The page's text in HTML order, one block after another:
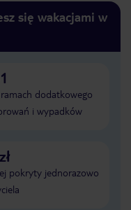
się wakacjami w
dodatkowego
i wypadków
pokryty jednorazowo